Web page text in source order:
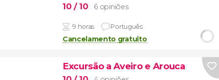
10 / 10 6 opiniões
9 horas Português
Cancelamento gratuito
Excursão a Aveiro e Arouca